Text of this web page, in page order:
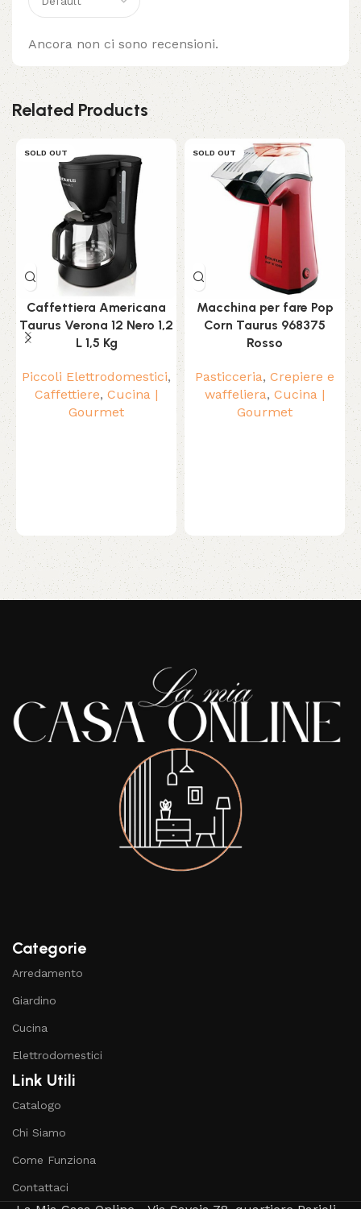
Ancora non ci sono recensioni.
Related Products
SOLD OUT
Caffettiera Americana
Taurus Verona 12 Nero 1,2
L 1,5 Kg
Piccoli Elettrodomestici,
Caffettiere, Cucina |
Gourmet
SOLD OUT
Macchina per fare Pop
Corn Taurus 968375
Rosso
Pasticceria, Crepiere e
waffeliera, Cucina |
Gourmet
Read More
Categorie
Arredamento
Giardino
Cucina
Elettrodomestici
Link Utili
Catalogo
Chi Siamo
Come Funziona
Contattaci